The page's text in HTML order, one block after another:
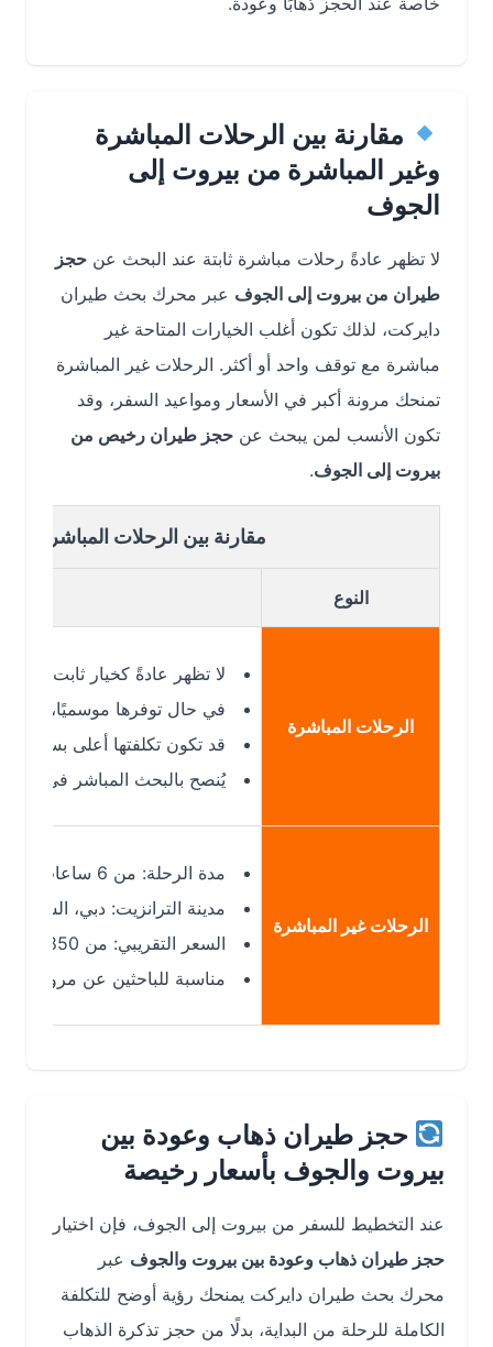
مقارنة بين الرحلات المباشرة
وغير المباشرة من بيروت إلى
الجوف
لا تظهر عادةً رحلات مباشرة ثابتة عند البحث عنحجز
طيران من بيروت إلى الجوفعبر محرك بحث طيران
دايركت، لذلك تكون أغلب الخيارات المتاحة غير
مباشرة مع توقف واحد أو أكثر. الرحلات غير المباشرة
تمنحك مرونة أكبر في الأسعار ومواعيد السفر، وقد
تكون الأنسب لمن يبحث عنحجز طيران رخيص من
بيروت إلى الجوف.
مقارنة بين الرحلات المباشرة وغير
الرحلات المباشرة
لا تظهر عادةً كخيار ثابت على
في حال توفرها موسميًا، تكون أسرع
قد تكون تكلفتها أعلى بسبب قلة
يُنصح بالبحث المباشر في دايركت
الرحلات غير المباشرة
مدة الرحلة: من 6 ساعات إلى أكثر من 20 ساعة تقريبًا حسب التوقف.
مدينة الترانزيت: دبي، الشارقة،
السعر التقريبي: من 850 إلى 1,750 ريال سعودي تقريبًا حسب التوفر.
مناسبة للباحثين عن مرونة أكبر
حجز طيران ذهاب وعودة بين
بيروت والجوف بأسعار رخيصة
عند التخطيط للسفر من بيروت إلى الجوف، فإن اختيار
حجز طيران ذهاب وعودة بين بيروت والجوفعبر
محرك بحث طيران دايركت يمنحك رؤية أوضح للتكلفة
الكاملة للرحلة من البداية، بدلًا من حجز تذكرة الذهاب